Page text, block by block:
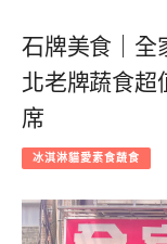
石牌美食｜全
北老牌蔬食超
席
冰淇淋貓愛素食蔬食